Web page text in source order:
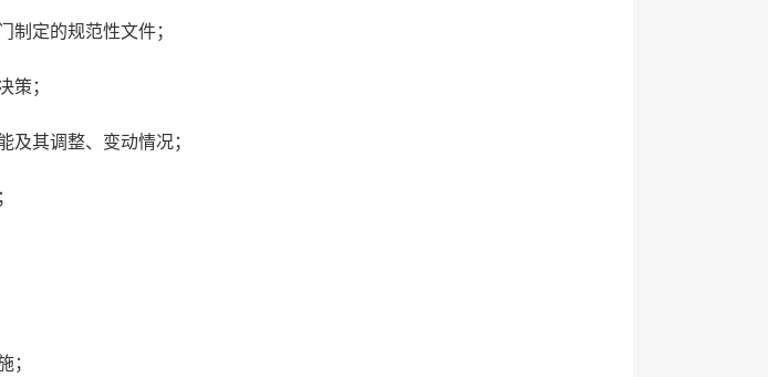
制定的规范性文件；
策；
及其调整、变动情况；
；